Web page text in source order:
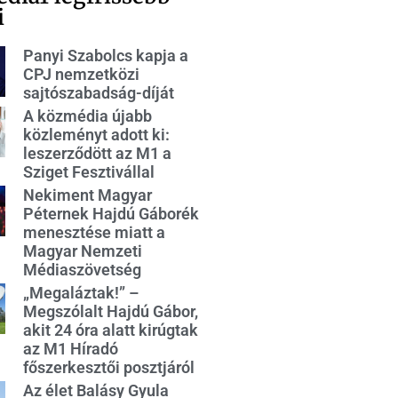
Panyi Szabolcs kapja a
CPJ nemzetközi
sajtószabadság-díját
A közmédia újabb
közleményt adott ki:
leszerződött az M1 a
Sziget Fesztivállal
Nekiment Magyar
Péternek Hajdú Gáborék
menesztése miatt a
Magyar Nemzeti
Médiaszövetség
„Megaláztak!” –
Megszólalt Hajdú Gábor,
akit 24 óra alatt kirúgtak
az M1 Híradó
főszerkesztői posztjáról
Az élet Balásy Gyula